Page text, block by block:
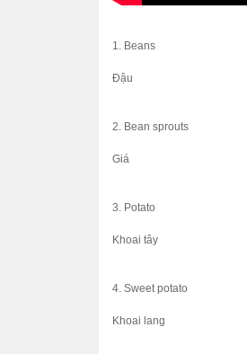
1. Beans
Đậu
2. Bean sprouts
Giá
3. Potato
Khoai tây
4. Sweet potato
Khoai lang